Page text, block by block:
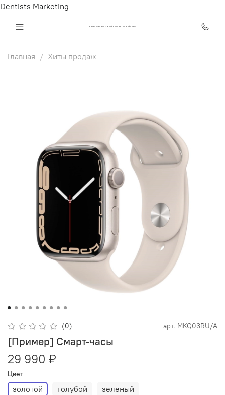
Dentists Marketing
ИНТЕЛЛЕКТ КЛУБ ОНЛАЙН СТАНИСЛАВА ТЁПЛЫХ
Главная Хиты продаж
(0) арт. MKQ03RU/A
[Пример] Смарт-часы
29 990 ₽
Цвет
золотой голубой зеленый